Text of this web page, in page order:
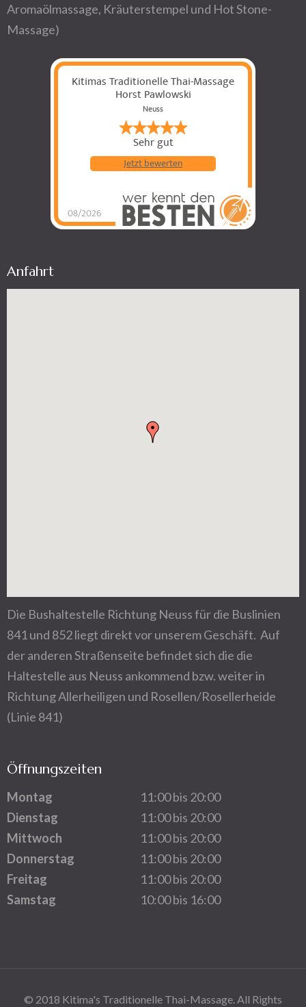
Aromaölmassage, Kräuterstempel und Hot Stone-
Massage)
Kitimas Traditionelle Thai-Massage
Horst Pawlowski
Neuss
Sehr gut
08/2026
Jetzt bewerten
Kitimas Traditionelle
Thai-Massage Horst
Anfahrt
Die Bushaltestelle Richtung Neuss für die Buslinien
841 und 852 liegt direkt vor unserem Geschäft. Auf
der anderen Straßenseite befindet sich die die
Haltestelle aus Neuss ankommend bzw. weiter in
Richtung Allerheiligen und Rosellen/Rosellerheide
(Linie 841)
Öffnungszeiten
Montag
11:00 bis 20:00
Dienstag
11:00 bis 20:00
Mittwoch
11:00 bis 20:00
Donnerstag
11:00 bis 20:00
Freitag
11:00 bis 20:00
Samstag
10:00 bis 16:00
© 2018 Kitima's Traditionelle Thai-Massage. All Rights